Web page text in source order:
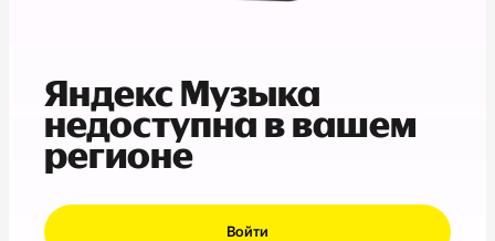
Яндекс Музыка
недоступна в вашем
регионе
Войти